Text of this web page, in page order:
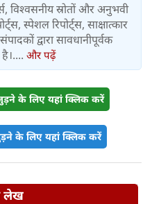
विश्वसनीय स्रोतों और अनुभवी
स्पेशल रिपोर्ट्स, साक्षात्कार
द्वारा सावधानीपूर्वक
और पढ़ें
के लिए यहां क्लिक करें
के लिए यहां क्लिक करें
लेख